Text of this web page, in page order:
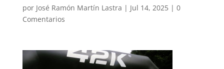
por José Ramón Martín Lastra | Jul 14, 2025| 0
Comentarios